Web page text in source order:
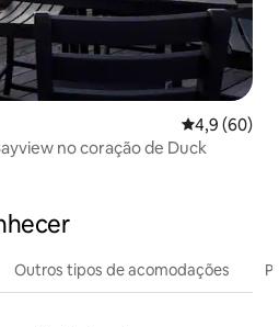
4,9 de uma
4,9 (60)
no coração de Duck
Outros tipos de acomodações